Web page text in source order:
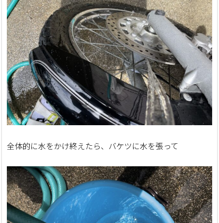
全体的に水をかけ終えたら、バケツに水を張って